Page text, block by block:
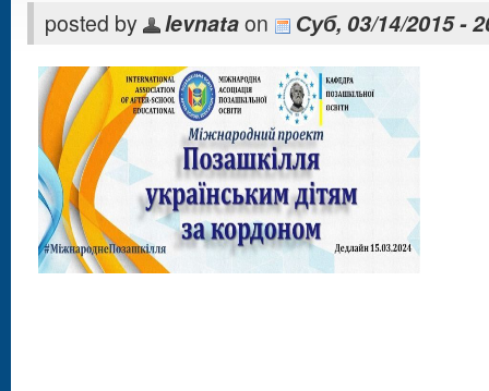
posted by levnataon Суб, 03/14/2015 -